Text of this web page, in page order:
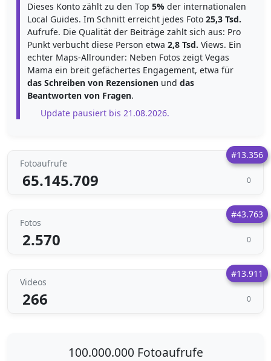
Dieses Konto zählt zu den Top 5% der internationalen
Local Guides. Im Schnitt erreicht jedes Foto 25,3 Tsd.
Aufrufe. Die Qualität der Beiträge zahlt sich aus: Pro
Punkt verbucht diese Person etwa 2,8 Tsd. Views. Ein
echter Maps-Allrounder: Neben Fotos zeigt Vegas
Mama ein breit gefächertes Engagement, etwa für
das Schreiben von Rezensionen und das
Beantworten von Fragen.
Update pausiert bis 21.08.2026.
#13.356
Fotoaufrufe
65.145.709 0
#43.763
Fotos
2.570 0
#13.911
Videos
266 0
100.000.000 Fotoaufrufe